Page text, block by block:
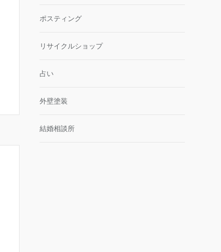
ポスティング
リサイクルショップ
占い
外壁塗装
結婚相談所